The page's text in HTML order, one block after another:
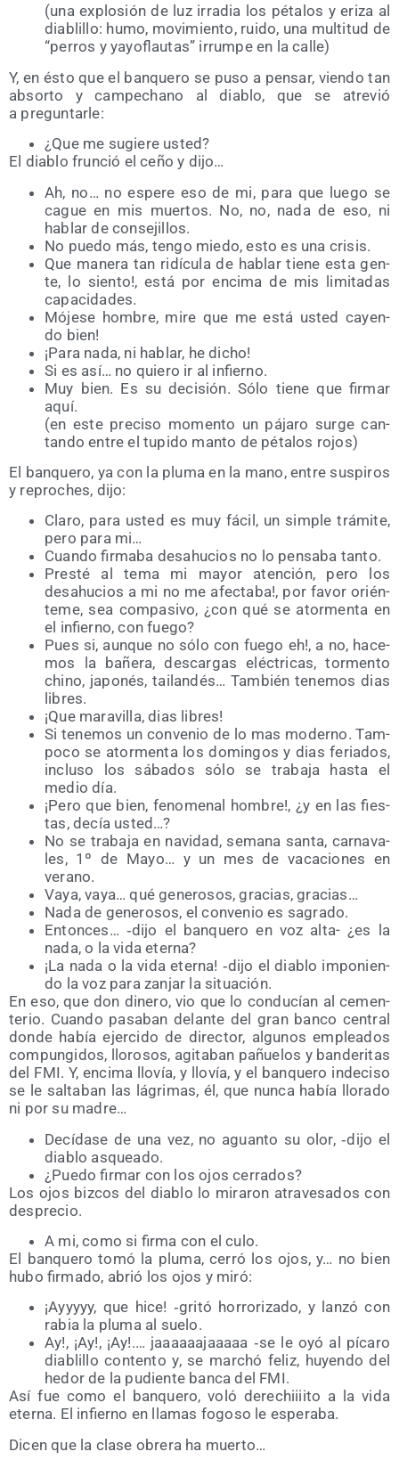
(una explo­sión de luz irra­dia los péta­los y eri­za al
dia­bli­llo: humo, movi­mien­to, rui­do, una mul­ti­tud de
“perros y yayo­flau­tas” irrum­pe en la calle)
Y, en ésto que el ban­que­ro se puso a pen­sar, vien­do tan
absor­to y cam­pe­chano al dia­blo, que se atre­vió
a preguntarle:
¿Que me sugie­re usted?
El dia­blo frun­ció el ceño y dijo…
Ah, no… no espe­re eso de mi, para que lue­go se
cague en mis muer­tos. No, no, nada de eso, ni
hablar de consejillos.
No pue­do más, ten­go mie­do, esto es una crisis.
Que mane­ra tan ridí­cu­la de hablar tie­ne esta gen­
te, lo sien­to!, está por enci­ma de mis limi­ta­das
capacidades.
Móje­se hom­bre, mire que me está usted cayen­
do bien!
¡Para nada, ni hablar, he dicho!
Si es así… no quie­ro ir al infierno.
Muy bien. Es su deci­sión. Sólo tie­ne que fir­mar
aquí.
(en este pre­ci­so momen­to un pája­ro sur­ge can­
tan­do entre el tupi­do man­to de péta­los rojos)
El ban­que­ro, ya con la plu­ma en la mano, entre sus­pi­ros
y repro­ches, dijo:
Cla­ro, para usted es muy fácil, un sim­ple trá­mi­te,
pero para mi…
Cuan­do fir­ma­ba desahu­cios no lo pen­sa­ba tanto.
Pres­té al tema mi mayor aten­ción, pero los
desahu­cios a mi no me afec­ta­ba!, por favor orién­
te­me, sea com­pa­si­vo, ¿con qué se ator­men­ta en
el infierno, con fuego?
Pues si, aun­que no sólo con fue­go eh!, a no, hace­
mos la bañe­ra, des­car­gas eléc­tri­cas, tor­men­to
chino, japo­nés, tai­lan­dés… Tam­bién tene­mos dias
libres.
¡Que mara­vi­lla, dias libres!
Si tene­mos un con­ve­nio de lo mas moderno. Tam­
po­co se ator­men­ta los domin­gos y dias feria­dos,
inclu­so los sába­dos sólo se tra­ba­ja has­ta el
medio día.
¡Pero que bien, feno­me­nal hom­bre!, ¿y en las fies­
tas, decía usted…?
No se tra­ba­ja en navi­dad, sema­na san­ta, car­na­va­
les, 1º de Mayo… y un mes de vaca­cio­nes en
verano.
Vaya, vaya… qué gene­ro­sos, gra­cias, gracias…
Nada de gene­ro­sos, el con­ve­nio es sagrado.
Enton­ces… ‑dijo el ban­que­ro en voz alta- ¿es la
nada, o la vida eterna?
¡La nada o la vida eter­na! ‑dijo el dia­blo impo­nien­
do la voz para zan­jar la situación.
En eso, que don dine­ro, vio que lo con­du­cían al cemen­
te­rio. Cuan­do pasa­ban delan­te del gran ban­co cen­tral
don­de había ejer­ci­do de direc­tor, algu­nos emplea­dos
com­pun­gi­dos, llo­ro­sos, agi­ta­ban pañue­los y ban­de­ri­tas
del FMI. Y, enci­ma llo­vía, y llo­vía, y el ban­que­ro inde­ci­so
se le sal­ta­ban las lágri­mas, él, que nun­ca había llo­ra­do
ni por su madre…
Decí­da­se de una vez, no aguan­to su olor, ‑dijo el
dia­blo asqueado.
¿Pue­do fir­mar con los ojos cerrados?
Los ojos biz­cos del dia­blo lo mira­ron atra­ve­sa­dos con
desprecio.
A mi, como si fir­ma con el culo.
El ban­que­ro tomó la plu­ma, cerró los ojos, y… no bien
hubo fir­ma­do, abrió los ojos y miró:
¡Ayyyyy, que hice! ‑gri­tó horro­ri­za­do, y lan­zó con
rabia la plu­ma al suelo.
Ay!, ¡Ay!, ¡Ay!.… jaaaaaa­jaaaaa ‑se le oyó al píca­ro
dia­bli­llo con­ten­to y, se mar­chó feliz, huyen­do del
hedor de la pudien­te ban­ca del FMI.
Así fue como el ban­que­ro, voló dere­chiiii­to a la vida
eter­na. El infierno en lla­mas fogo­so le esperaba.
Dicen que la cla­se obre­ra ha muerto…